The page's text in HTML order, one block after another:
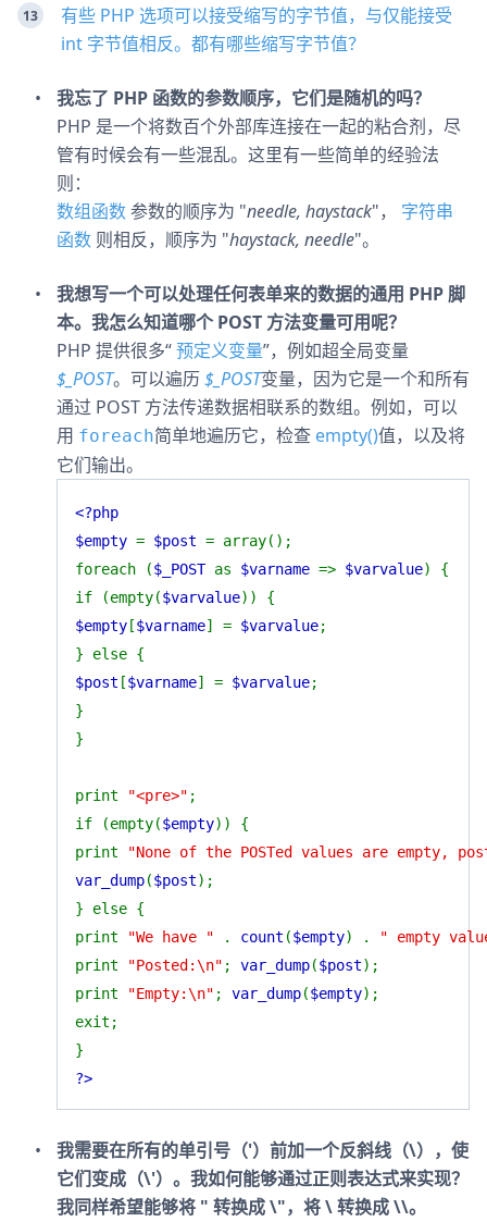
有些 PHP 选项可以接受缩写的字节值，与仅能接受
int 字节值相反。都有哪些缩写字节值？
我忘了 PHP 函数的参数顺序，它们是随机的吗？
PHP 是一个将数百个外部库连接在一起的粘合剂，尽
管有时候会有一些混乱。这里有一些简单的经验法
则：
数组函数参数的顺序为 "needle, haystack"， 字符串
函数 则相反，顺序为 "haystack, needle"。
我想写一个可以处理任何表单来的数据的通用 PHP 脚
本。我怎么知道哪个 POST 方法变量可用呢？
PHP 提供很多“预定义变量”，例如超全局变量
$_POST。可以遍历$_POST变量，因为它是一个和所有
通过 POST 方法传递数据相联系的数组。例如，可以
用 foreach简单地遍历它，检查 empty()值，以及将
它们输出。
<?php
$empty = $post = array();
foreach ($_POST as $varname => $varvalue) {
if (empty($varvalue)) {
$empty [$varname] = $varvalue;
} else {
$post [$varname] = $varvalue;
}
}
print "<pre>" ;
if (empty($empty)) {
print
"None of the POSTed values are empty,
var_dump($post);
} else {
print
"We have " . count ($empty) .
" empty
print
"Posted:\n" ; var_dump($post);
print
"Empty:\n" ; var_dump($empty);
exit;
}
?>
我需要在所有的单引号（'）前加一个反斜线（\），使
它们变成（\'）。我如何能够通过正则表达式来实现？
我同样希望能够将 " 转换成 \"，将 \ 转换成 \\。